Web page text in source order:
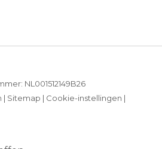
NL001512149B26
| Sitemap | Cookie-instellingen |